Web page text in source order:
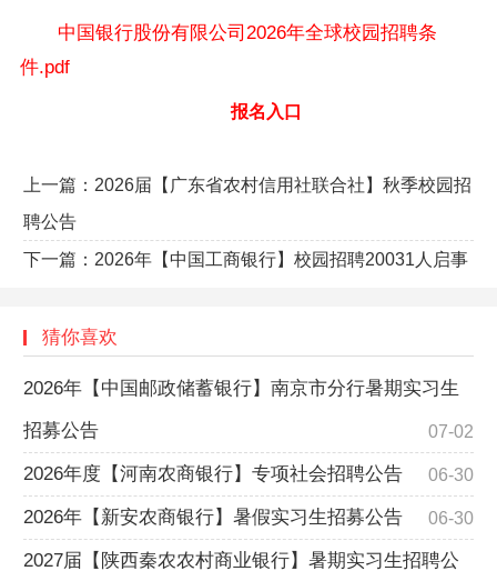
中国银行股份有限公司2026年全球校园招聘条
件.pdf
报名入口
上一篇： 2026届【广东省农村信用社联合社】秋季校园招
聘公告
下一篇： 2026年【中国工商银行】校园招聘20031人启事
猜你喜欢
2026年【中国邮政储蓄银行】南京市分行暑期实习生
招募公告
07-02
2026年度【河南农商银行】专项社会招聘公告 06-30
2026年【新安农商银行】暑假实习生招募公告 06-30
2027届【陕西秦农农村商业银行】暑期实习生招聘公